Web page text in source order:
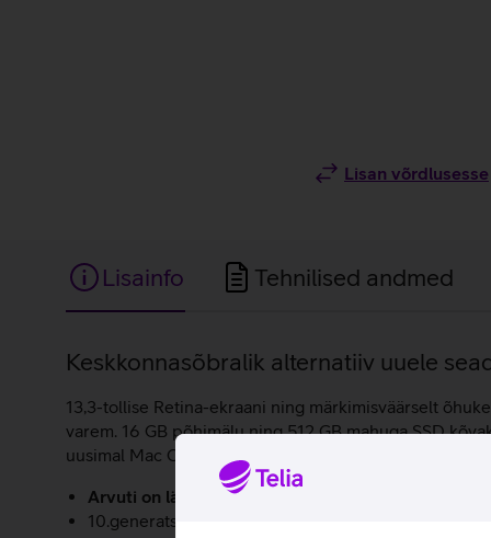
Lisan võrdlusesse
Lisainfo Tehnilised andmed
Lisainfo
Keskkonnasõbralik alternatiiv uuele
13,3-tollise Retina-ekraani ning märkimisväärselt
varem. 16 GB põhimälu ning 512 GB mahuga SSD
uusimal Mac OS Catalina operatsioonisüsteemil.
Arvuti on läbinud põhjaliku tehnilise kontrolli ning
10.generatsiooni 2.0 GHz neljatuumaline Intel Core